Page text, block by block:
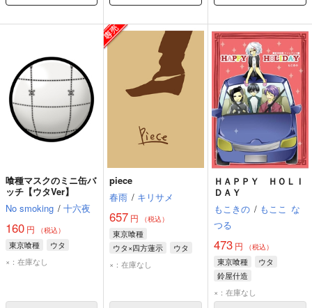
喰種マスクのミニ缶バ
ッチ【ウタVer】
No smoking / 十六夜
160 円 （税込）
東京喰種
ウタ
×：在庫なし
piece
春雨 / キリサメ
657 円 （税込）
東京喰種
ウタ×四方蓮示
ウタ
四方蓮示
×：在庫なし
ＨＡＰＰＹ ＨＯＬＩ
ＤＡＹ
もこきの / もここ な
つる
473円 （税込）
東京喰種
ウタ
鈴屋什造
×：在庫なし